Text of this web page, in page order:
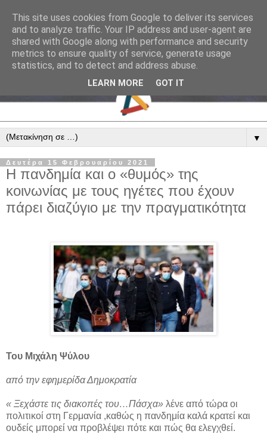
▼
Δευτέρα 15 Φεβρουαρίου 2021
Η πανδημία και ο «θυμός» της
κοινωνίας με τους ηγέτες που έχουν
πάρει διαζύγιο με την πραγματικότητα
Του Μιχάλη Ψύλου
από την εφημερίδα Δημοκρατία
« Ξεχάστε τις διακοπές του…Πάσχα» λένε από τώρα οι
πολιτικοί στη Γερμανία ,καθώς η πανδημία καλά κρατεί και
ουδείς μπορεί να προβλέψει πότε και πώς θα ελεγχθεί.
This site uses cookies from Google to deliver its services
and to analyze traffic. Your IP address and user-agent are
shared with Google along with performance and security
metrics to ensure quality of service, generate usage
statistics, and to detect and address abuse.
LEARN MORE GOT IT